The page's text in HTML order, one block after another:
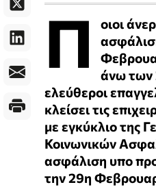
Π
οιοι
άνω των
ελεύθεροι
κλείσει τις
με εγκύκλιο της
Κοινωνικών
ασφάλιση υπο
την 29η